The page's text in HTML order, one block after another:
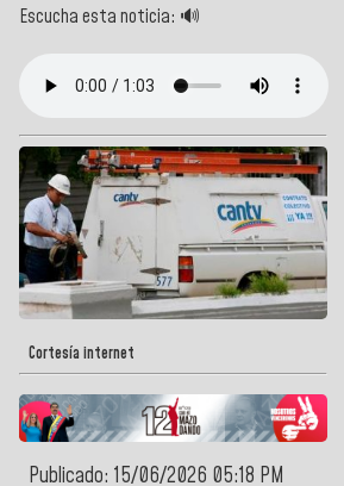
Escucha esta noticia: 🔊
Cortesía internet
Publicado: 15/06/2026 05:18 PM